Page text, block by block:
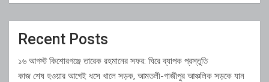
Recent Posts
১৬ আগস্ট কিশোরগঞ্জে তারেক রহমানের সফর: ঘিরে ব্যাপক প্রস্তুতি
কাজ শেষ হওয়ার আগেই ধসে খালে সড়ক, আমতলী-গাজীপুর আঞ্চলিক সড়কে যান